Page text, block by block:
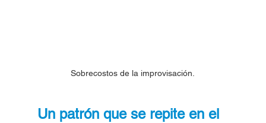
Sobrecostos de la improvisación.
Un patrón que se repite en el